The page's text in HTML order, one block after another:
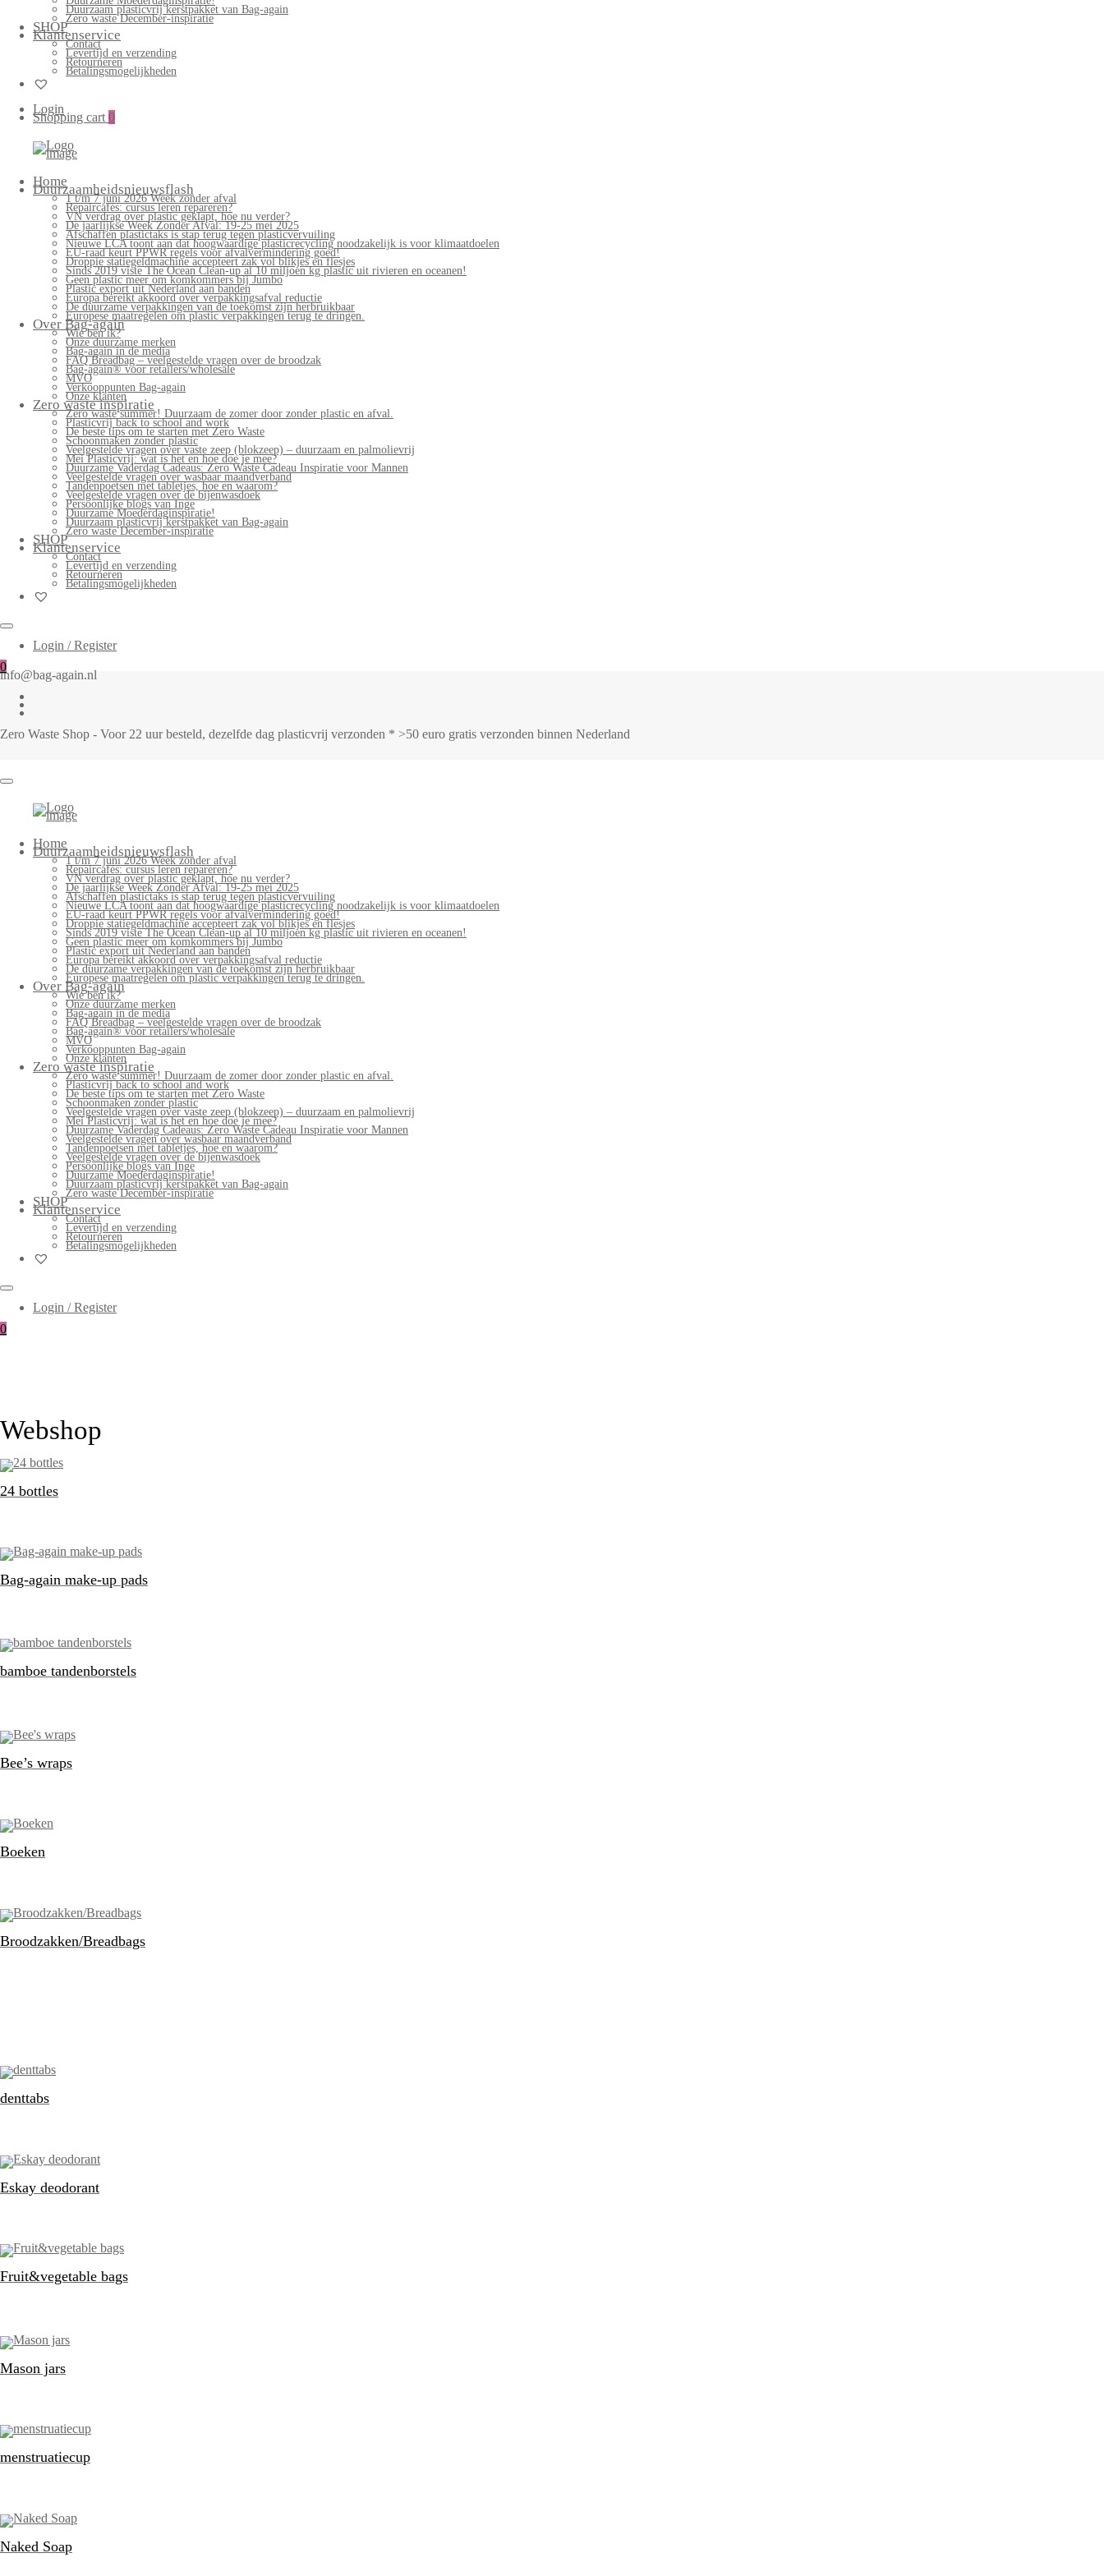
Duurzaam plasticvrij kerstpakket van Bag-again
Zero waste December-inspiratie
SHOP
Klantenservice
Contact
Levertijd en verzending
Retourneren
Betalingsmogelijkheden
Login
Shopping cart 0
Home
Duurzaamheidsnieuwsflash
1 t/m 7 juni 2026 Week zonder afval
Repaircafés: cursus leren repareren?
VN verdrag over plastic geklapt, hoe nu verder?
De jaarlijkse Week Zonder Afval: 19-25 mei 2025
Afschaffen plastictaks is stap terug tegen plasticvervuiling
Nieuwe LCA toont aan dat hoogwaardige plasticrecycling noodzakelijk is voor klimaatdoelen
EU-raad keurt PPWR regels voor afvalvermindering goed!
Droppie statiegeldmachine accepteert zak vol blikjes en flesjes
Sinds 2019 viste The Ocean Clean-up al 10 miljoen kg plastic uit rivieren en oceanen!
Geen plastic meer om komkommers bij Jumbo
Plastic export uit Nederland aan banden
Europa bereikt akkoord over verpakkingsafval reductie
De duurzame verpakkingen van de toekomst zijn herbruikbaar
Europese maatregelen om plastic verpakkingen terug te dringen.
Over Bag-again
Wie ben ik?
Onze duurzame merken
Bag-again in de media
FAQ Breadbag – veelgestelde vragen over de broodzak
Bag-again® voor retailers/wholesale
MVO
Verkooppunten Bag-again
Onze klanten
Zero waste inspiratie
Zero waste summer! Duurzaam de zomer door zonder plastic en afval.
Plasticvrij back to school and work
De beste tips om te starten met Zero Waste
Schoonmaken zonder plastic
Veelgestelde vragen over vaste zeep (blokzeep) – duurzaam en palmolievrij
Mei Plasticvrij: wat is het en hoe doe je mee?
Duurzame Vaderdag Cadeaus: Zero Waste Cadeau Inspiratie voor Mannen
Veelgestelde vragen over wasbaar maandverband
Tandenpoetsen met tabletjes, hoe en waarom?
Veelgestelde vragen over de bijenwasdoek
Persoonlijke blogs van Inge
Duurzame Moederdaginspiratie!
Duurzaam plasticvrij kerstpakket van Bag-again
Zero waste December-inspiratie
SHOP
Klantenservice
Contact
Levertijd en verzending
Retourneren
Betalingsmogelijkheden
Login / Register
0
info@bag-again.nl
Zero Waste Shop - Voor 22 uur besteld, dezelfde dag plasticvrij verzonden * >50 euro gratis verzonden binnen Nederland
Home
Duurzaamheidsnieuwsflash
1 t/m 7 juni 2026 Week zonder afval
Repaircafés: cursus leren repareren?
VN verdrag over plastic geklapt, hoe nu verder?
De jaarlijkse Week Zonder Afval: 19-25 mei 2025
Afschaffen plastictaks is stap terug tegen plasticvervuiling
Nieuwe LCA toont aan dat hoogwaardige plasticrecycling noodzakelijk is voor klimaatdoelen
EU-raad keurt PPWR regels voor afvalvermindering goed!
Droppie statiegeldmachine accepteert zak vol blikjes en flesjes
Sinds 2019 viste The Ocean Clean-up al 10 miljoen kg plastic uit rivieren en oceanen!
Geen plastic meer om komkommers bij Jumbo
Plastic export uit Nederland aan banden
Europa bereikt akkoord over verpakkingsafval reductie
De duurzame verpakkingen van de toekomst zijn herbruikbaar
Europese maatregelen om plastic verpakkingen terug te dringen.
Over Bag-again
Wie ben ik?
Onze duurzame merken
Bag-again in de media
FAQ Breadbag – veelgestelde vragen over de broodzak
Bag-again® voor retailers/wholesale
MVO
Verkooppunten Bag-again
Onze klanten
Zero waste inspiratie
Zero waste summer! Duurzaam de zomer door zonder plastic en afval.
Plasticvrij back to school and work
De beste tips om te starten met Zero Waste
Schoonmaken zonder plastic
Veelgestelde vragen over vaste zeep (blokzeep) – duurzaam en palmolievrij
Mei Plasticvrij: wat is het en hoe doe je mee?
Duurzame Vaderdag Cadeaus: Zero Waste Cadeau Inspiratie voor Mannen
Veelgestelde vragen over wasbaar maandverband
Tandenpoetsen met tabletjes, hoe en waarom?
Veelgestelde vragen over de bijenwasdoek
Persoonlijke blogs van Inge
Duurzame Moederdaginspiratie!
Duurzaam plasticvrij kerstpakket van Bag-again
Zero waste December-inspiratie
SHOP
Klantenservice
Contact
Levertijd en verzending
Retourneren
Betalingsmogelijkheden
Login / Register
0
Webshop
24 bottles
Bag-again make-up pads
bamboe tandenborstels
Bee’s wraps
Boeken
Broodzakken/Breadbags
denttabs
Eskay deodorant
Fruit&vegetable bags
Mason jars
menstruatiecup
Naked Soap